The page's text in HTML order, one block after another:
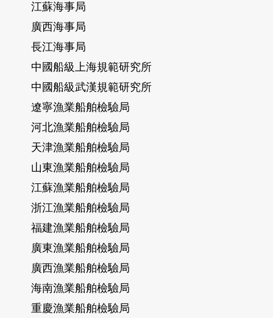
江蘇海事局
廣西海事局
長江海事局
中國船級上海規範研究所
中國船級武漢規範研究所
遼寧漁業船舶檢驗局
河北漁業船舶檢驗局
天津漁業船舶檢驗局
山東漁業船舶檢驗局
江蘇漁業船舶檢驗局
浙江漁業船舶檢驗局
福建漁業船舶檢驗局
廣東漁業船舶檢驗局
廣西漁業船舶檢驗局
海南漁業船舶檢驗局
重慶漁業船舶檢驗局